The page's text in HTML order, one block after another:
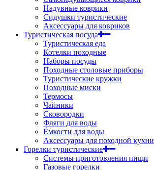
Надувные коврики
Сидушки туристические
Аксессуары для ковриков
Туристическая посуда
Туристическая еда
Котелки походные
Наборы посуды
Походные столовые приборы
Туристические кружки
Походные миски
Термосы
Чайники
Сковородки
Фляги для воды
Ёмкости для воды
Аксессуары для походной кухни
Горелки туристические
Системы приготовления пищи
Газовые горелки